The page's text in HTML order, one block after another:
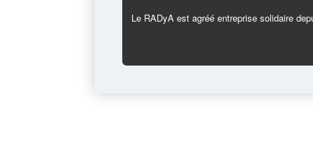
Le RADyA est agréé entreprise solidaire